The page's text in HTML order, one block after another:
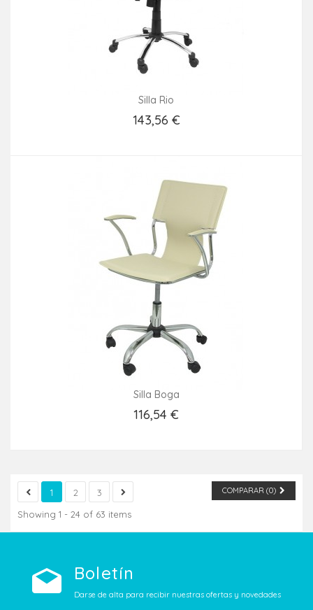
Silla Rio
143,56 €
Silla Boga
116,54 €
COMPARAR (0)
1 2
3
Showing 1 - 24 of 63 items
Boletín
Darse de alta para recibir nuestras ofertas y novedades